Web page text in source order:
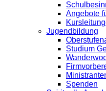
Angebote
Jugendbildung
Studium
Spenden